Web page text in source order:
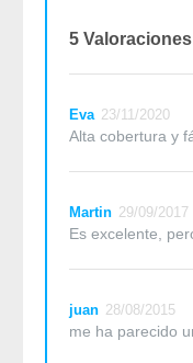
5
Eva 23/11/2020
Alta cobertura y
Martin 29/09/2017
Es excelente,
juan 28/08/2015
me ha parecido